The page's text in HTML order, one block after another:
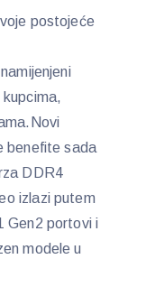
postojeće
benefite sada
DDR4
izlazi putem
Gen2 portovi i
modele u